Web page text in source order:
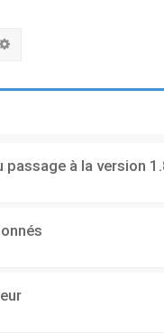
passage à la version